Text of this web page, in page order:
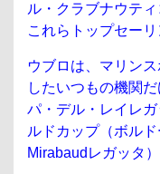
ル・クラブナウテ
これらトップセー
ウブロは、マリン
したいつもの機関
パ・デル・レイレ
ルドカップ（ボル
Mirabaudレガッタ